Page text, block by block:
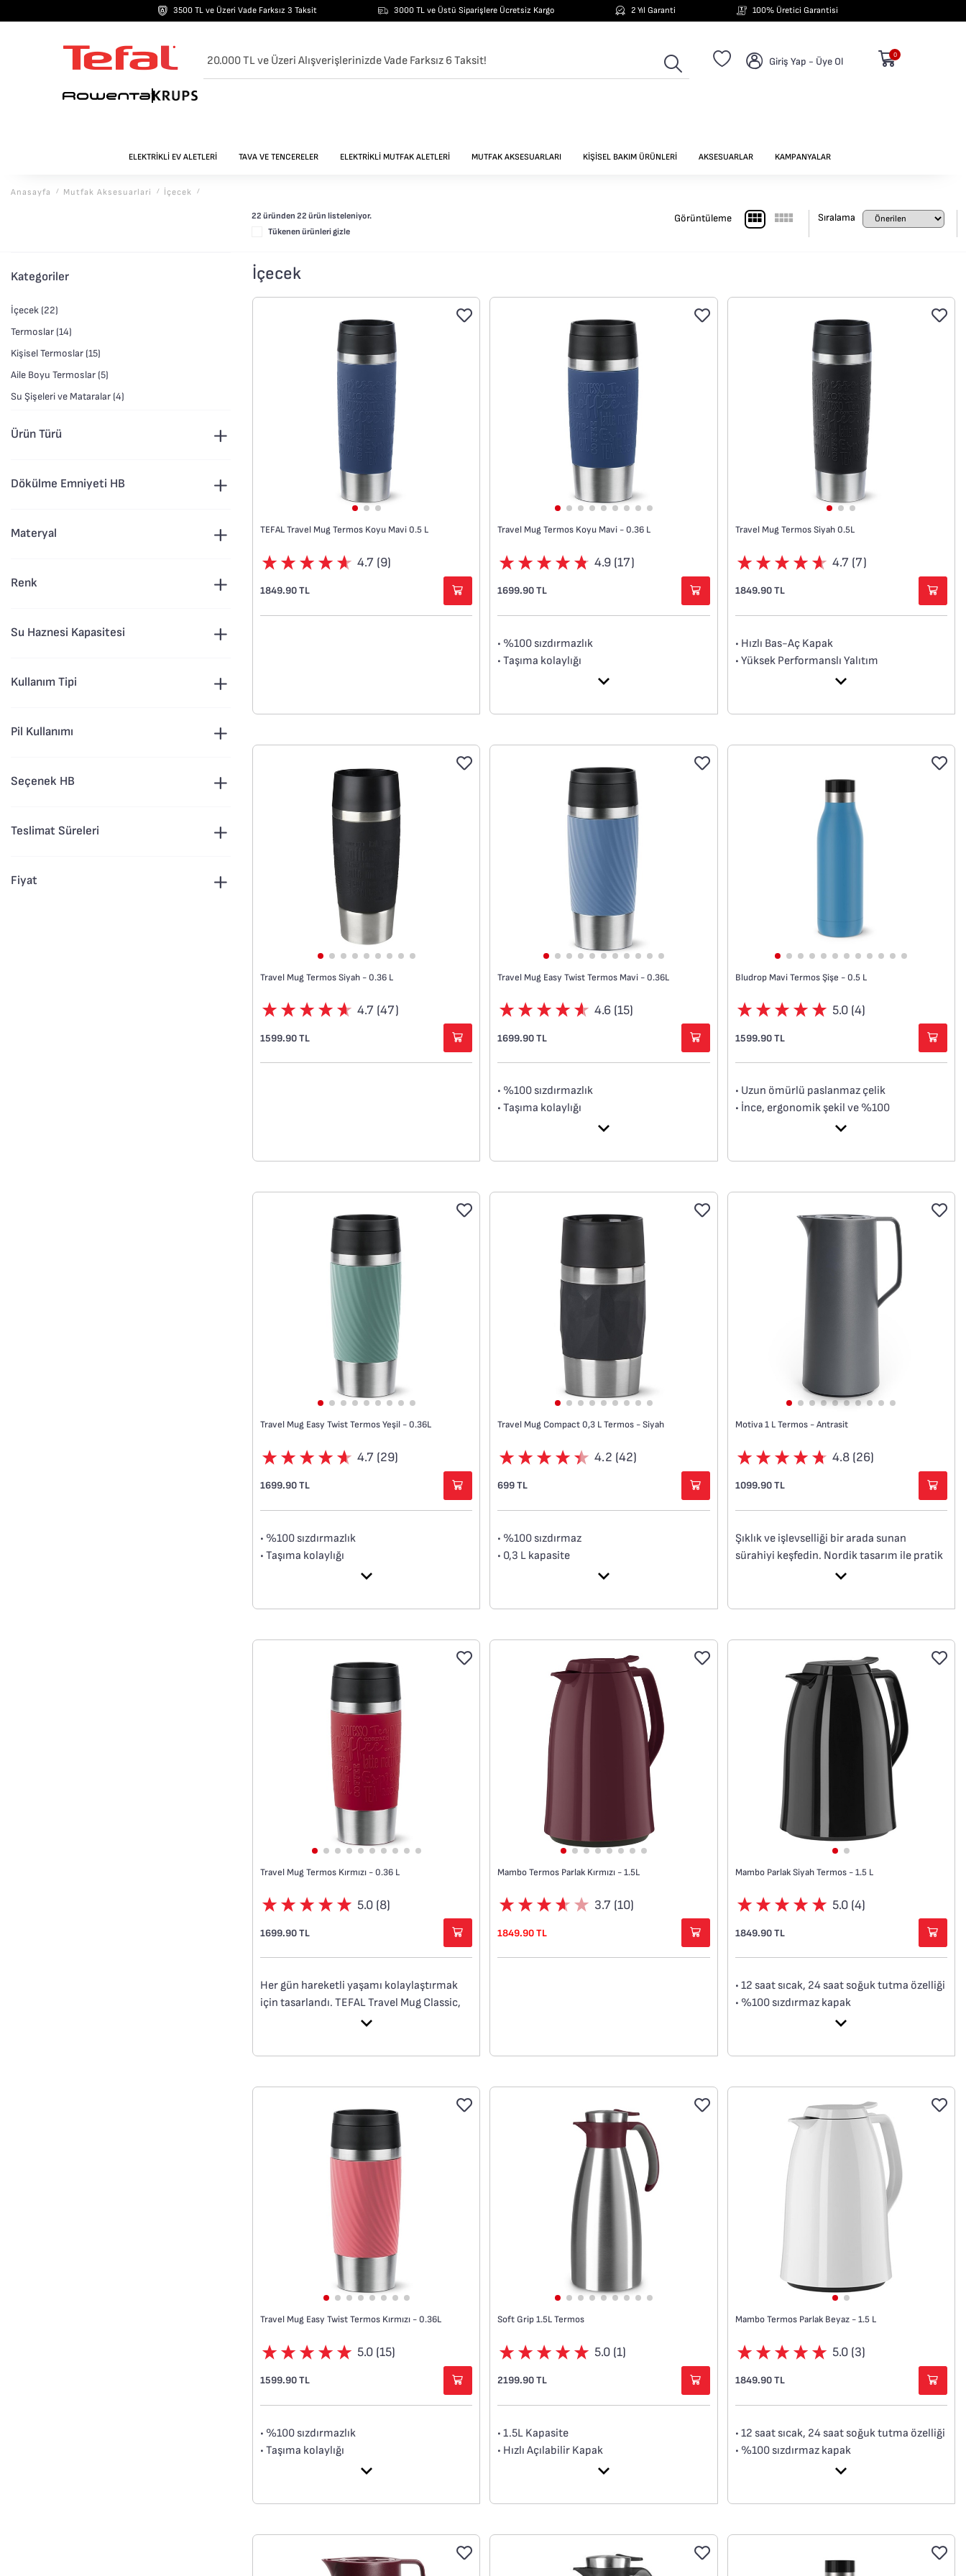
3500 TL ve Üzeri Vade Farksız 3 Taksit 3000 TL ve Üstü Siparişlere Ücretsiz Kargo 2 Yıl Garanti 100% Üretici Garantisi
20.000 TL ve Üzeri Alışverişlerinizde Vade Farksız 6 Taksit! Giriş Yap - Üye Ol
0
ELEKTRİKLİ EV ALETLERİ TAVA VE TENCERELER ELEKTRİKLİ MUTFAK ALETLERİ MUTFAK AKSESUARLARI KİŞİSEL BAKIM ÜRÜNLERİ AKSESUARLAR KAMPANYALAR
Anasayfa / Mutfak Aksesuarlari / İçecek /
22 üründen 22 ürün listeleniyor.
Tükenen ürünleri gizle
Görüntüleme Sıralama
Kategoriler
İçecek (22)
Termoslar (14)
Kişisel Termoslar (15)
Aile Boyu Termoslar (5)
Su Şişeleri ve Mataralar (4)
Ürün Türü
Dökülme Emniyeti HB
Materyal
Renk
Su Haznesi Kapasitesi
Kullanım Tipi
Pil Kullanımı
Seçenek HB
Teslimat Süreleri
Fiyat
İçecek
TEFAL Travel Mug Termos Koyu Mavi 0.5 L
4.7 (9)
1849.90 TL
Travel Mug Termos Koyu Mavi - 0.36 L
4.9 (17)
1699.90 TL
• %100 sızdırmazlık
• Taşıma kolaylığı
• BPA içermez.
Travel Mug Termos Siyah 0.5L
4.7 (7)
1849.90 TL
• Hızlı Bas-Aç Kapak
• Yüksek Performanslı Yalıtım
• 12 Saate Kadar Soğuk , 6 Saate Kadar
• Yumuşak Dokulu Dış Yüzey
Travel Mug Termos Siyah - 0.36 L
4.7 (47)
1599.90 TL
Travel Mug Easy Twist Termos Mavi - 0.36L
4.6 (15)
1699.90 TL
• %100 sızdırmazlık
• Taşıma kolaylığı
• BPA içermez.
Bludrop Mavi Termos Şişe - 0.5 L
5.0 (4)
1599.90 TL
• Uzun ömürlü paslanmaz çelik
• İnce, ergonomik şekil ve %100
kapak
tutma
• Soğuk içecekleri 24 saate kadar soğuk
• %100 bulaşık makinesinde yıkanabilir
Travel Mug Easy Twist Termos Yeşil - 0.36L
4.7 (29)
1699.90 TL
• %100 sızdırmazlık
• Taşıma kolaylığı
• BPA içermez.
Travel Mug Compact 0,3 L Termos - Siyah
4.2 (42)
699 TL
• %100 sızdırmaz
• 0,3 L kapasite
• 3 saat sıcak, 6 saat soğuk tutma
• 360° içilebilir kapak tasarımı
tasarım
Motiva 1 L Termos - Antrasit
4.8 (26)
1099.90 TL
Şıklık ve işlevselliği bir arada sunan
sürahiyi keşfedin. Nordik tasarım ile pratik
özellikleri birleştirerek, aile ve
için mükemmel bir merkez parça sunar.
mükemmel kahve ve çay tadı sağlar.
Travel Mug Termos Kırmızı - 0.36 L
5.0 (8)
1699.90 TL
Her gün hareketli yaşamı kolaylaştırmak
için tasarlandı. TEFAL Travel Mug Classic,
favori içeceklerinizi gittiğiniz her yere
kullanımlık ürünlere olan ihtiyacı azaltan
tasarımıyla bu termos kupa, seyahatlerde
ihtiyaç duyacağınız her özelliği sunar:
Quick Press kapak ile kolay içim,
Mükemmel kavrama için yumuşak dokulu
dış yüzey, %100 sızdırmaz tasarım ile
güvenli taşıma, Sıcak içecekleri 4 saate
kadar sıcak, soğuk içecekleri ise 8 saate
kadar soğuk tutan paslanmaz çelik gövde.
Mambo Termos Parlak Kırmızı - 1.5L
3.7 (10)
1849.90 TL
Mambo Parlak Siyah Termos - 1.5 L
5.0 (4)
1849.90 TL
• 12 saat sıcak, 24 saat soğuk tutma özelliği
• %100 sızdırmaz kapak
• Sade ve zarif tasarım
Travel Mug Easy Twist Termos Kırmızı - 0.36L
5.0 (15)
1599.90 TL
• %100 sızdırmazlık
• Taşıma kolaylığı
• BPA içermez.
Soft Grip 1.5L Termos
5.0 (1)
2199.90 TL
• 1.5L Kapasite
• Hızlı Açılabilir Kapak
• 12 Saate Kadar Sıcak Tutma
Mambo Termos Parlak Beyaz - 1.5 L
5.0 (3)
1849.90 TL
• 12 saat sıcak, 24 saat soğuk tutma özelliği
• %100 sızdırmaz kapak
• Sade ve zarif tasarım